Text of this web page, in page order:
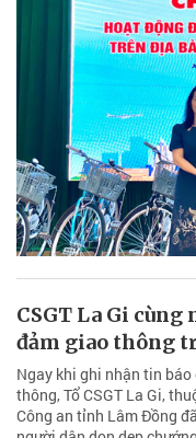
CSGT La Gi cùng
đảm giao thông
Ngay khi ghi nhận tin
thông, Tổ CSGT La Gi,
Công an tỉnh Lâm Đồng